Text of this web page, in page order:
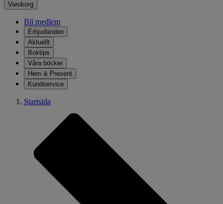
Varukorg
Bli medlem
Erbjudanden
Aktuellt
Boktips
Våra böcker
Hem & Present
Kundservice
Startsida